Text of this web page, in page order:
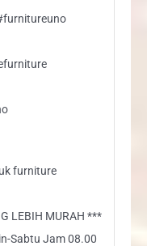
furniture
LEBIH MURAH ***
Sabtu Jam 08.00